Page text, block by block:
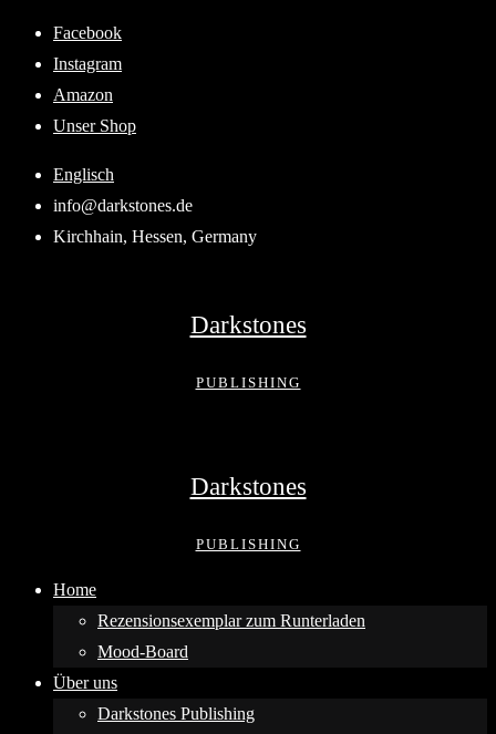
Skip
content
Facebook
Instagram
Amazon
Unser Shop
Englisch
info@darkstones.de
Kirchhain, Hessen, Germany
Darkstones
PUBLISHING
Darkstones
PUBLISHING
Home
Rezensionsexemplar zum Runterladen
Mood-Board
Über uns
Darkstones Publishing